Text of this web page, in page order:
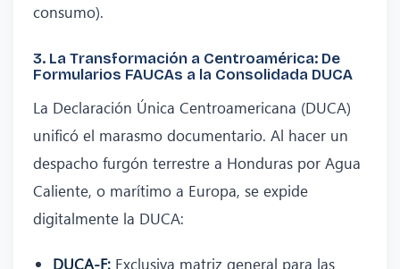
consumo).
3. La Transformación a Centroamérica: De
Formularios FAUCAs a la Consolidada DUCA
La Declaración Única Centroamericana (DUCA)
unificó el marasmo documentario. Al hacer un
despacho furgón terrestre a Honduras por Agua
Caliente, o marítimo a Europa, se expide
digitalmente la DUCA:
DUCA-F: Exclusiva matriz general para las